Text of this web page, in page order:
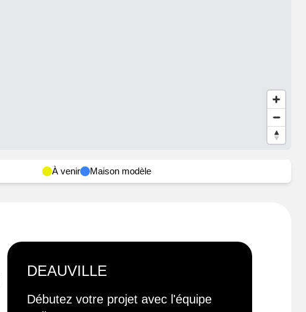
À venir Maison modèle
DEAUVILLE
Débutez votre projet avec l'équipe